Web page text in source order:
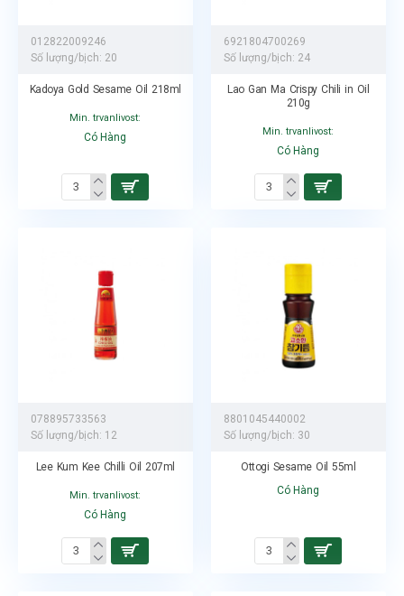
012822009246
Số lượng/bịch: 20
Kadoya Gold Sesame Oil 218ml
Min. trvanlivost:
Có Hàng
6921804700269
Số lượng/bịch: 24
Lao Gan Ma Crispy Chili in Oil
210g
Min. trvanlivost:
Có Hàng
078895733563
Số lượng/bịch: 12
Lee Kum Kee Chilli Oil 207ml
Min. trvanlivost:
Có Hàng
8801045440002
Số lượng/bịch: 30
Ottogi Sesame Oil 55ml
Có Hàng